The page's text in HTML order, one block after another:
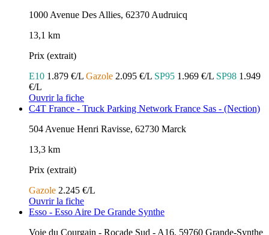
1000 Avenue Des Allies, 62370 Audruicq
13,1 km
Prix (extrait)
E10 1.879 €/L Gazole 2.095 €/L SP95 1.969 €/L SP98 1.949
€/L
Ouvrir la fiche
C4T France - Truck Parking Network France Sas - (Nection)
504 Avenue Henri Ravisse, 62730 Marck
13,3 km
Prix (extrait)
Gazole 2.245 €/L
Ouvrir la fiche
Esso - Esso Aire De Grande Synthe
Voie du Courgain - Rocade Sud - A16, 59760 Grande-Synthe